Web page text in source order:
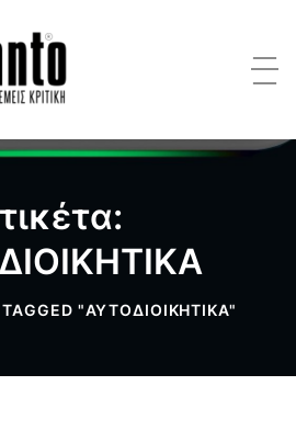
TAGGED "ΑΥΤΟΔΙΟΙΚΗΤΙΚΑ"